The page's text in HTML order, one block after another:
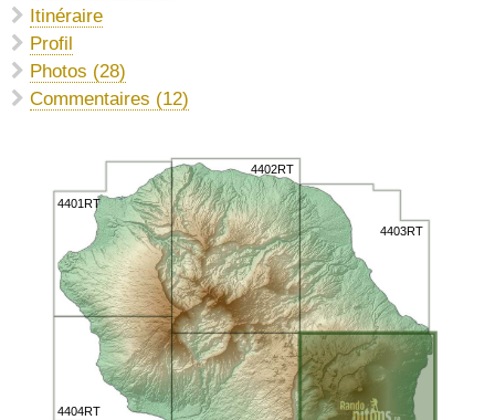
Itinéraire
Profil
Photos (28)
Commentaires (12)
4401RT
4402RT
4403RT
4404RT